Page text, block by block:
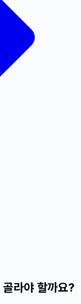
라야 할까요?